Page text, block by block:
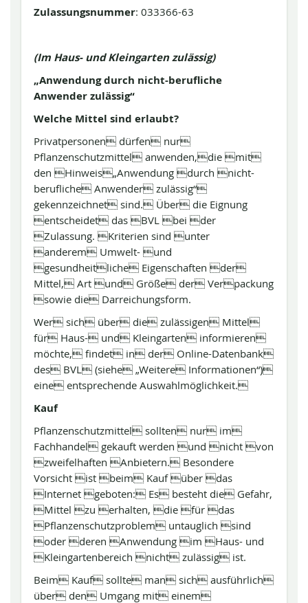
Zulassungsnummer: 033366-63
(Im Haus- und Kleingarten zulässig)
„Anwendung durch nicht-berufliche
Anwender zulässig“
Welche Mittel sind erlaubt?
Privatpersonen dürfen nur
Pflanzenschutzmittel anwenden,die mit
den Hinweis„Anwendung durch nicht-
berufliche Anwender zulässig“
gekennzeichnet sind. Über die Eignung
entscheidet das BVL bei der
Zulassung. Kriterien sind unter
anderem Umwelt- und
gesundheitliche Eigenschaften der
Mittel, Art und Größe der Verpackung
sowie die Darreichungsform.
Wer sich über die zulässigen Mittel
für Haus- und Kleingarten informieren
möchte, findet in der Online-Datenbank
des BVL (siehe „Weitere Informationen“)
eine entsprechende Auswahlmöglichkeit.
Kauf
Pflanzenschutzmittel sollten nur im
Fachhandel gekauft werden und nicht von
zweifelhaften Anbietern. Besondere
Vorsicht ist beim Kauf über das
Internet geboten: Es besteht die Gefahr,
Mittel zu erhalten, die für das
Pflanzenschutzproblem untauglich sind
oder deren Anwendung im Haus- und
Kleingartenbereich nicht zulässig ist.
Beim Kauf sollte man sich ausführlich
über den Umgang mit einem